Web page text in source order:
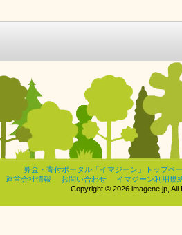
募金・寄付ポータル「イマジーン」トップペ
運営会社情報
お問い合わせ イマジーン利用規
Copyright © 2026 imagene.jp, All